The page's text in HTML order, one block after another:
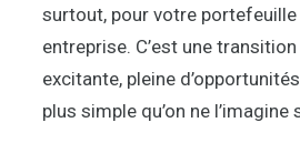
surtout, pour votre
entreprise. C’est une
excitante, pleine
plus simple qu’on ne l’imagine